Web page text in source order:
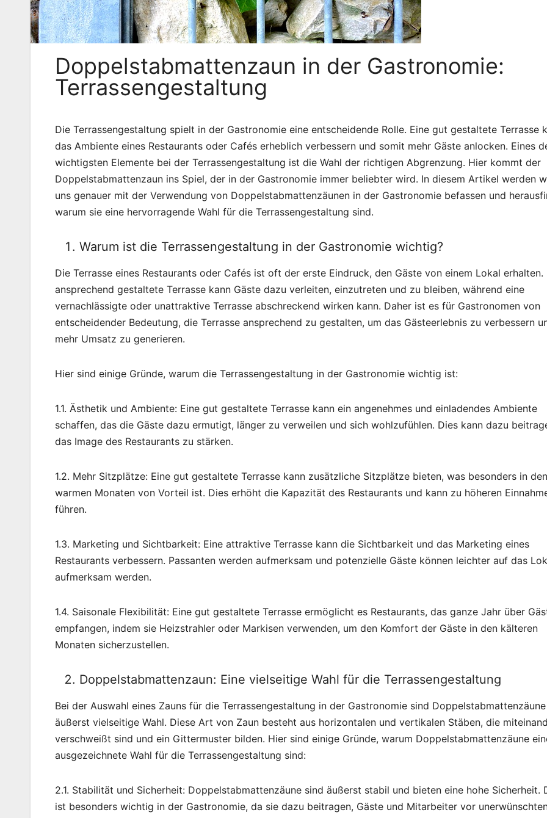
Doppelstabmattenzaun in der Gastronomie:
Terrassengestaltung
Die Terrassengestaltung spielt in der Gastronomie eine entscheidende Rolle. Eine gut gestaltete Terrasse
das Ambiente eines Restaurants oder Cafés erheblich verbessern und somit mehr Gäste anlocken. Eines
wichtigsten Elemente bei der Terrassengestaltung ist die Wahl der richtigen Abgrenzung. Hier kommt der
Doppelstabmattenzaun ins Spiel, der in der Gastronomie immer beliebter wird. In diesem Artikel werden
uns genauer mit der Verwendung von Doppelstabmattenzäunen in der Gastronomie befassen und
warum sie eine hervorragende Wahl für die Terrassengestaltung sind.
Warum ist die Terrassengestaltung in der Gastronomie wichtig?
Die Terrasse eines Restaurants oder Cafés ist oft der erste Eindruck, den Gäste von einem Lokal erhalten.
ansprechend gestaltete Terrasse kann Gäste dazu verleiten, einzutreten und zu bleiben, während eine
vernachlässigte oder unattraktive Terrasse abschreckend wirken kann. Daher ist es für Gastronomen von
entscheidender Bedeutung, die Terrasse ansprechend zu gestalten, um das Gästeerlebnis zu verbessern
mehr Umsatz zu generieren.
Hier sind einige Gründe, warum die Terrassengestaltung in der Gastronomie wichtig ist:
1.1. Ästhetik und Ambiente: Eine gut gestaltete Terrasse kann ein angenehmes und einladendes Ambiente
schaffen, das die Gäste dazu ermutigt, länger zu verweilen und sich wohlzufühlen. Dies kann dazu
das Image des Restaurants zu stärken.
1.2. Mehr Sitzplätze: Eine gut gestaltete Terrasse kann zusätzliche Sitzplätze bieten, was besonders in den
warmen Monaten von Vorteil ist. Dies erhöht die Kapazität des Restaurants und kann zu höheren
führen.
1.3. Marketing und Sichtbarkeit: Eine attraktive Terrasse kann die Sichtbarkeit und das Marketing eines
Restaurants verbessern. Passanten werden aufmerksam und potenzielle Gäste können leichter auf das
aufmerksam werden.
1.4. Saisonale Flexibilität: Eine gut gestaltete Terrasse ermöglicht es Restaurants, das ganze Jahr über
empfangen, indem sie Heizstrahler oder Markisen verwenden, um den Komfort der Gäste in den kälteren
Monaten sicherzustellen.
Doppelstabmattenzaun: Eine vielseitige Wahl für die Terrassengestaltung
Bei der Auswahl eines Zauns für die Terrassengestaltung in der Gastronomie sind
äußerst vielseitige Wahl. Diese Art von Zaun besteht aus horizontalen und vertikalen Stäben, die
verschweißt sind und ein Gittermuster bilden. Hier sind einige Gründe, warum Doppelstabmattenzäune
ausgezeichnete Wahl für die Terrassengestaltung sind:
2.1. Stabilität und Sicherheit: Doppelstabmattenzäune sind äußerst stabil und bieten eine hohe Sicherheit.
ist besonders wichtig in der Gastronomie, da sie dazu beitragen, Gäste und Mitarbeiter vor